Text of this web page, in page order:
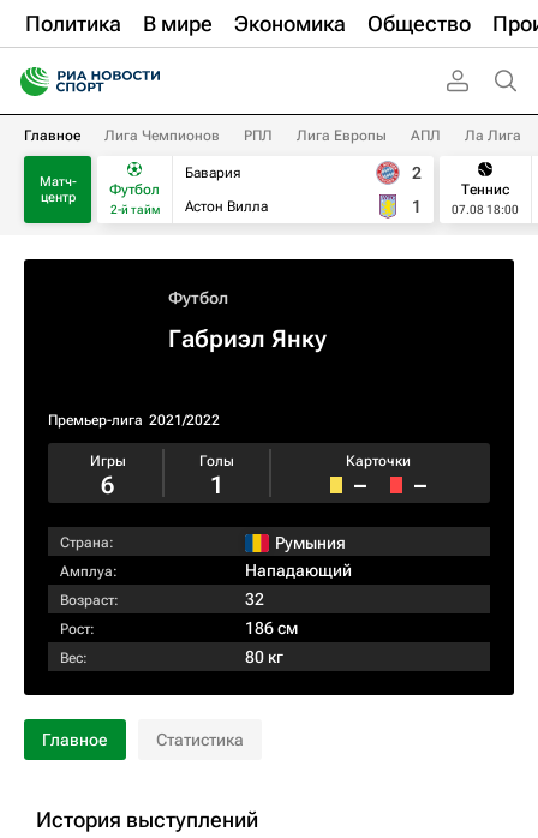
Политика В мире Экономика Общество
Главное Лига Чемпионов РПЛ Лига Европы АПЛ Ла Лига
Матч-
центр
Футбол
2-й тайм
Бавария
Астон Вилла
2
1
Теннис
07.08 18:00
Футбол
Габриэл Янку
Премьер-лига 2021/2022
Игры
6
Голы
1
Карточки
– –
Страна: Румыния
Амплуа: Нападающий
Возраст: 32
Рост: 186 см
Вес: 80 кг
Главное Статистика
История выступлений